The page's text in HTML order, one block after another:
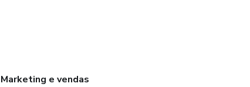
Marketing e vendas